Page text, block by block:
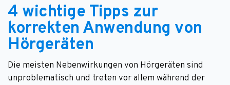
4 wichtige Tipps zur
korrekten Anwendung von
Hörgeräten
Die meisten Nebenwirkungen von Hörgeräten sind
unproblematisch und treten vor allem während der